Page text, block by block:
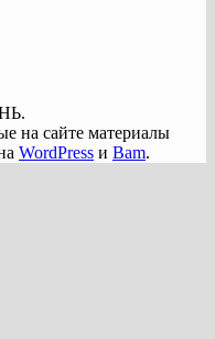
на сайте материалы
WordPress и Bam.